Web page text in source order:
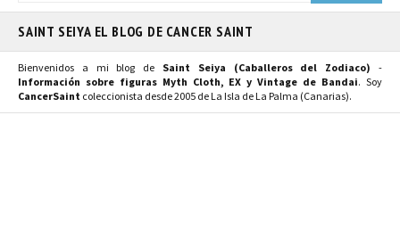
SAINT SEIYA EL BLOG DE CANCER SAINT
Bienvenidos a mi blog de Saint Seiya (Caballeros del Zodiaco) -
Información sobre figuras Myth Cloth, EX y Vintage de Bandai. Soy
CancerSaint coleccionista desde 2005 de La Isla de La Palma (Canarias).